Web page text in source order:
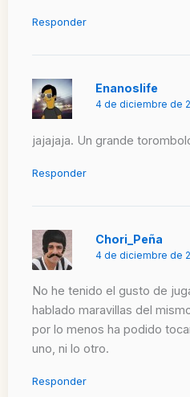
Responder
Enanoslife
4 de diciembre de
jajajaja. Un grande
Responder
Chori_Peña
4 de diciembre de
No he tenido el gusto de
hablado maravillas del
por lo menos ha podido
uno, ni lo otro.
Responder